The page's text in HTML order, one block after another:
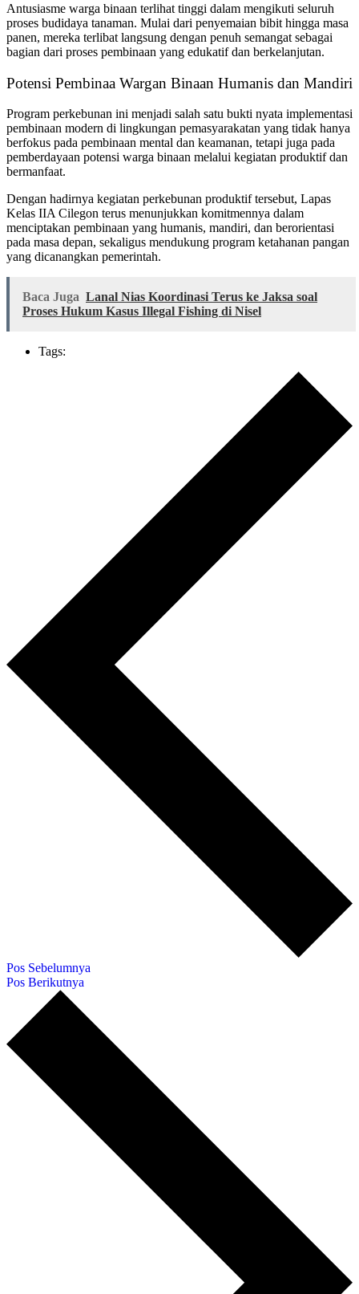
Antusiasme warga binaan terlihat tinggi dalam mengikuti seluruh
proses budidaya tanaman. Mulai dari penyemaian bibit hingga masa
panen, mereka terlibat langsung dengan penuh semangat sebagai
bagian dari proses pembinaan yang edukatif dan berkelanjutan.
Potensi Pembinaa Wargan Binaan Humanis dan Mandiri
Program perkebunan ini menjadi salah satu bukti nyata implementasi
pembinaan modern di lingkungan pemasyarakatan yang tidak hanya
berfokus pada pembinaan mental dan keamanan, tetapi juga pada
pemberdayaan potensi warga binaan melalui kegiatan produktif dan
bermanfaat.
Dengan hadirnya kegiatan perkebunan produktif tersebut, Lapas
Kelas IIA Cilegon terus menunjukkan komitmennya dalam
menciptakan pembinaan yang humanis, mandiri, dan berorientasi
pada masa depan, sekaligus mendukung program ketahanan pangan
yang dicanangkan pemerintah.
Baca Juga Lanal Nias Koordinasi Terus ke Jaksa soal
Proses Hukum Kasus Illegal Fishing di Nisel
Tags:
Pos Sebelumnya
Pos Berikutnya